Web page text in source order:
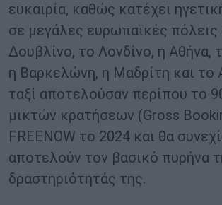
ευκαιρία, καθώς κατέχει
σε μεγάλες ευρωπαϊκές
Δουβλίνο, το Λονδίνο, η Αθήνα,
η Βαρκελώνη, η Μαδρίτη και το
ταξί αποτελούσαν περίπου το
μικτών κρατήσεων (Gross
FREENOW το 2024 και θα
αποτελούν τον βασικό πυρήνα
δραστηριότητάς της.